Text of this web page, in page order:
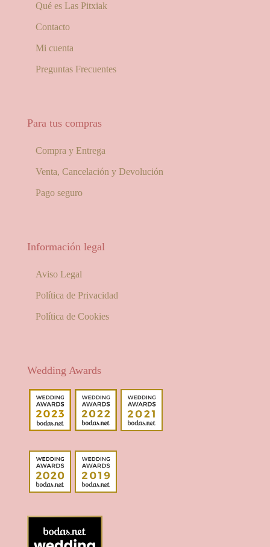
Qué es Las Pitxiak
Contacto
Mi cuenta
Preguntas Frecuentes
Para tus compras
Compra y Entrega
Venta, Cancelación y Devolución
Pago seguro
Información legal
Aviso Legal
Política de Privacidad
Política de Cookies
Wedding Awards